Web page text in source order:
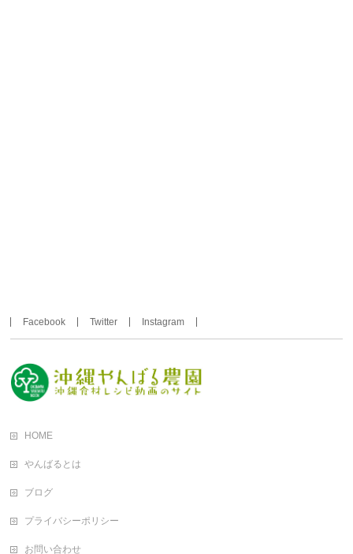
Facebook Twitter Instagram
HOME
やんばるとは
ブログ
プライバシーポリシー
お問い合わせ